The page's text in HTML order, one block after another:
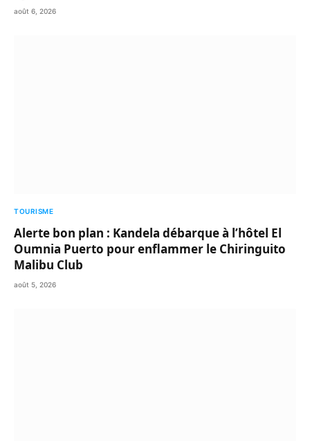
août 6, 2026
TOURISME
Alerte bon plan : Kandela débarque à l’hôtel El
Oumnia Puerto pour enflammer le Chiringuito
Malibu Club
août 5, 2026